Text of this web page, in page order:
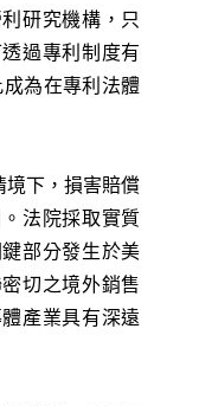
研究機構，只
過專利制度有
為在專利法體
下，損害賠償
法院採取實質
部分發生於美
切之境外銷售
產業具有深遠